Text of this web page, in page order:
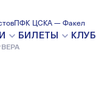
ПФК ЦСКА — Факел
БИЛЕТЫ КЛУБ